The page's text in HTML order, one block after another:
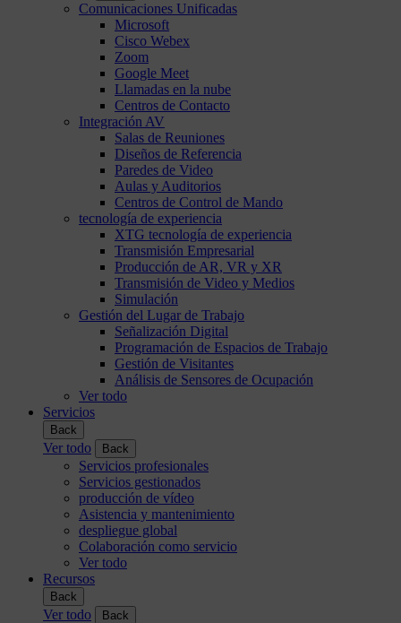
Comunicaciones Unificadas
Microsoft
Cisco Webex
Zoom
Google Meet
Llamadas en la nube
Centros de Contacto
Integración AV
Salas de Reuniones
Diseños de Referencia
Paredes de Video
Aulas y Auditorios
Centros de Control de Mando
tecnología de experiencia
XTG tecnología de experiencia
Transmisión Empresarial
Producción de AR, VR y XR
Transmisión de Video y Medios
Simulación
Gestión del Lugar de Trabajo
Señalización Digital
Programación de Espacios de Trabajo
Gestión de Visitantes
Análisis de Sensores de Ocupación
Ver todo
Servicios
Back
Ver todo Back
Servicios profesionales
Servicios gestionados
producción de vídeo
Asistencia y mantenimiento
despliegue global
Colaboración como servicio
Ver todo
Recursos
Back
Ver todo Back